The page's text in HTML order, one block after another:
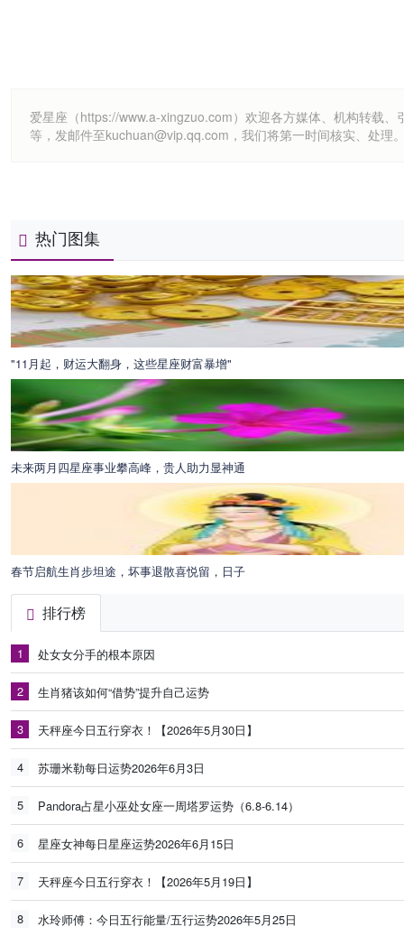
爱星座（https://www.a-xingzuo.com）欢迎各方媒体、机构转载
等，发邮件至kuchuan@vip.qq.com，我们将第一时间核实、处理
热门图集
"11月起，财运大翻身，这些星座财富暴增"
未来两月四星座事业攀高峰，贵人助力显神通
春节启航生肖步坦途，坏事退散喜悦留，日子
排行榜
1 处女女分手的根本原因
2 生肖猪该如何“借势”提升自己运势
3 天秤座今日五行穿衣！【2026年5月30日】
4 苏珊米勒每日运势2026年6月3日
5 Pandora占星小巫处女座一周塔罗运势（6.8-6.14）
6 星座女神每日星座运势2026年6月15日
7 天秤座今日五行穿衣！【2026年5月19日】
8 水玲师傅：今日五行能量/五行运势2026年5月25日